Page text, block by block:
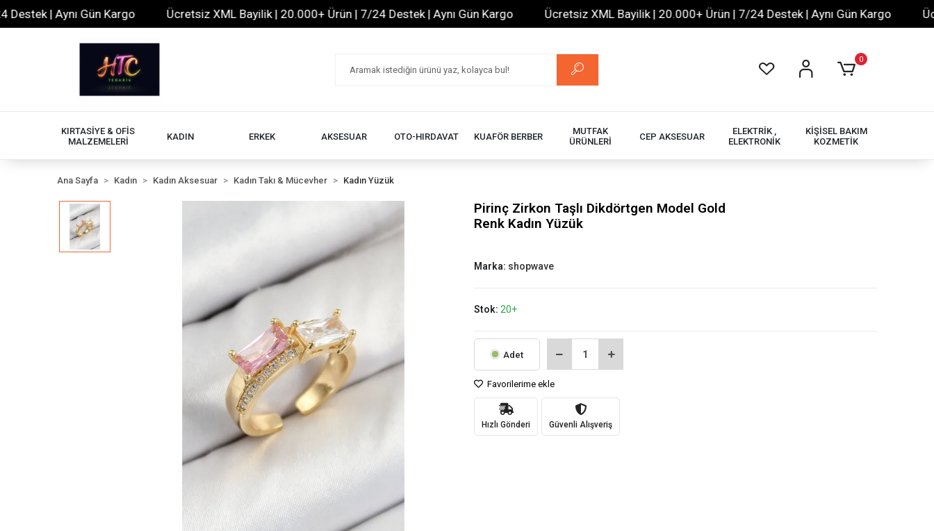
| Aynı Gün Kargo Ücretsiz XML Bayilik | 20.000+ Ürün | 7/24 Destek | Aynı Gün Kargo Ücretsiz XML Bayilik | 20.000+ Ürün | 7/24 Destek | Aynı Gün Kargo
0
KIRTASİYE & OFİS
MALZEMELERİ
KADIN ERKEK AKSESUAR OTO-HIRDAVAT KUAFÖR BERBER
MUTFAK
ÜRÜNLERİ
CEP AKSESUAR
ELEKTRİK ,
ELEKTRONİK
KİŞİSEL BAKIM
KOZMETİK
Ana Sayfa Kadın Kadın Aksesuar Kadın Takı & Mücevher Kadın Yüzük
Pirinç Zirkon Taşlı Dikdörtgen Model Gold
Renk Kadın Yüzük
Marka: shopwave
Stok: 20+
Adet
Favorilerime ekle
Hızlı Gönderi Güvenli Alışveriş